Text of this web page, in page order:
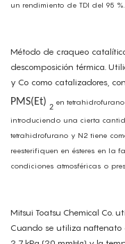
un rendimiento de TDI del 95 %.
Método de craqueo
descomposición térmica.
y Co como catalizadores,
PMS(Et) 2
en
introduciendo una cierta
tetrahidrofurano y N2 tiene
reesterifiquen en ésteres en la
condiciones atmosféricas o
Mitsui Toatsu Chemical Co.
Cuando se utiliza naftenato